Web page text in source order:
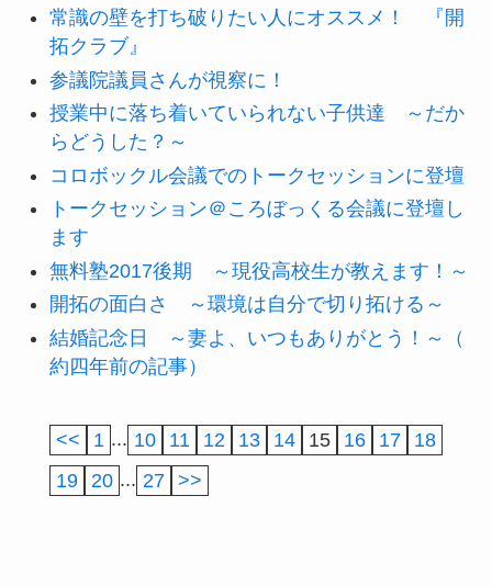
常識の壁を打ち破りたい人にオススメ！ 『開
拓クラブ』
参議院議員さんが視察に！
授業中に落ち着いていられない子供達 ～だか
らどうした？～
コロボックル会議でのトークセッションに登壇
トークセッション＠ころぼっくる会議に登壇し
ます
無料塾2017後期 ～現役高校生が教えます！～
開拓の面白さ ～環境は自分で切り拓ける～
結婚記念日 ～妻よ、いつもありがとう！～（
約四年前の記事）
<< 1 ... 10 11 12 13 14 15 16 17
18
19
20 ... 27 >>